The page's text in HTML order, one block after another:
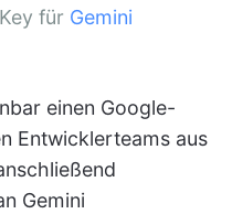
für Gemini
einen Google-
Entwicklerteams aus
Gemini